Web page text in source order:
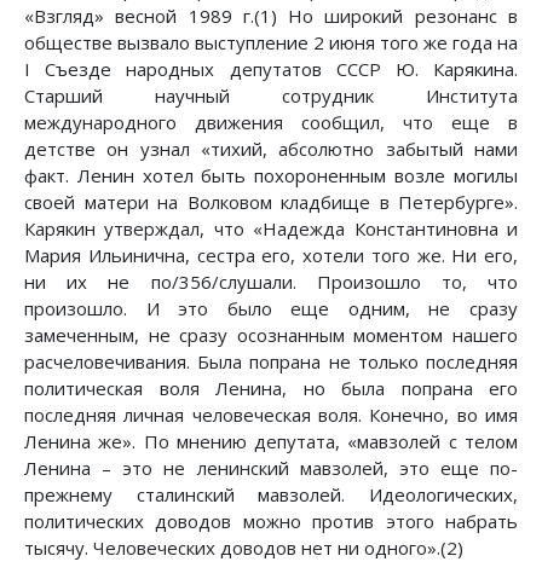
«Взгляд» весной 1989 г.(1) Но широкий резонанс в
обществе вызвало выступление 2 июня того же года на
I Съезде народных депутатов СССР Ю. Карякина.
Старший научный сотрудник Института
международного движения сообщил, что еще в
детстве он узнал «тихий, абсолютно забытый нами
факт. Ленин хотел быть похороненным возле могилы
своей матери на Волковом кладбище в Петербурге».
Карякин утверждал, что «Надежда Константиновна и
Мария Ильинична, сестра его, хотели того же. Ни его,
ни их не по/356/слушали. Произошло то, что
произошло. И это было еще одним, не сразу
замеченным, не сразу осознанным моментом нашего
расчеловечивания. Была попрана не только последняя
политическая воля Ленина, но была попрана его
последняя личная человеческая воля. Конечно, во имя
Ленина же». По мнению депутата, «мавзолей с телом
Ленина – это не ленинский мавзолей, это еще по-
прежнему сталинский мавзолей. Идеологических,
политических доводов можно против этого набрать
тысячу. Человеческих доводов нет ни одного».(2)